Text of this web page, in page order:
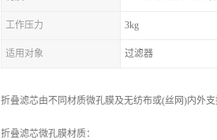
工作压力 3kg
适用对象 过滤器
折叠滤芯由不同材质微孔膜及无纺布或(丝网)内
折叠滤芯微孔膜材质：